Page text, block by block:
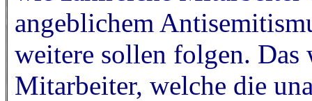
angeblichem
weitere sollen folgen. Das
Mitarbeiter, welche die